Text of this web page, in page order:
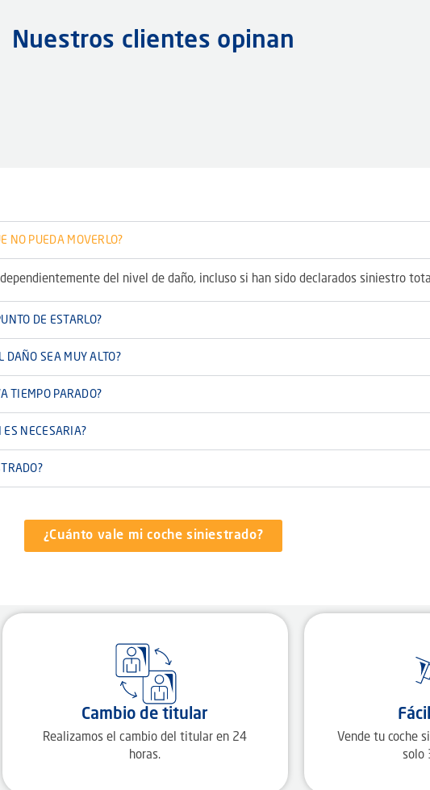
Nuestros clientes opinan
NO PUEDA MOVERLO?
del nivel de daño, incluso si han sido declarados siniestro
DE ESTARLO?
DAÑO SEA MUY ALTO?
TIEMPO PARADO?
ES NECESARIA?
¿Cuánto vale mi coche siniestrado?
Cambio de titular
Realizamos el cambio del titular en 24
horas.
Vende tu coche
solo